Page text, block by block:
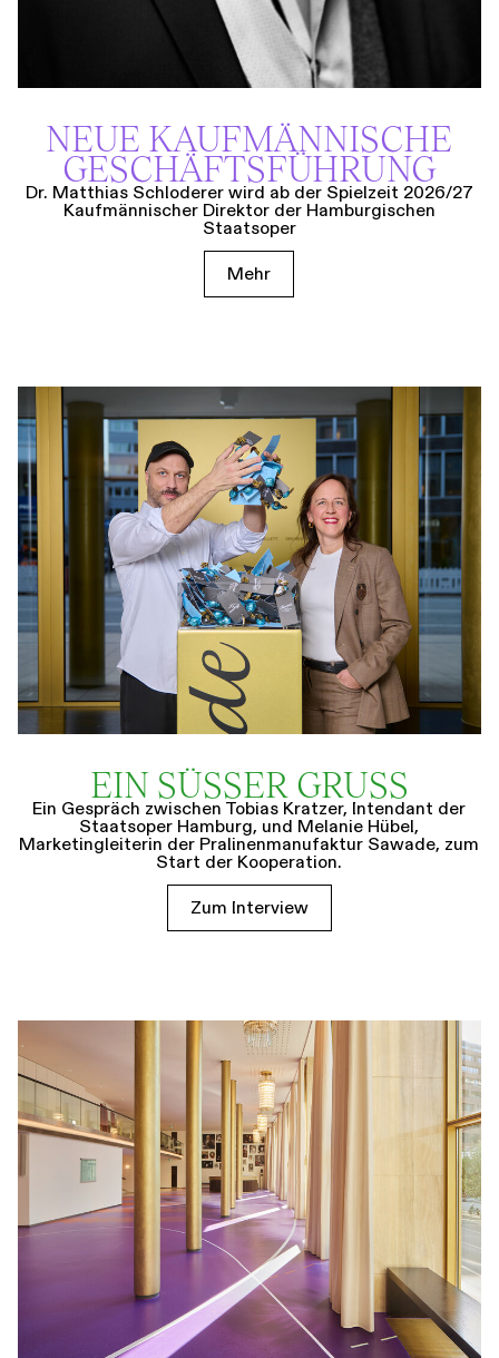
NEUE KAUF­MÄNNISCHE
GESCHÄFTS­FÜHRUNG
Dr. Matthias Schloderer wird ab der Spielzeit 2026/27
Kaufmännischer Direktor der Hamburgischen
Staatsoper
Mehr
EIN SÜSSER GRUSS
Ein Gespräch zwischen Tobias Kratzer, Intendant der
Staatsoper Hamburg, und Melanie Hübel,
Marketingleiterin der Pralinenmanufaktur Sawade, zum
Start der Kooperation.
Zum Interview